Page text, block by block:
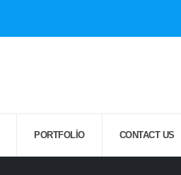
PORTFOLIO CONTACT US